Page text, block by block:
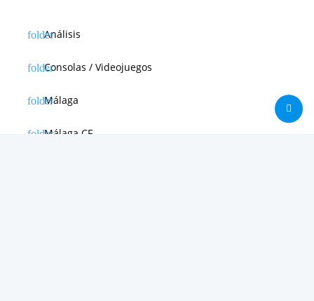
Análisis
Consolas / Videojuegos
Málaga
Málaga CF